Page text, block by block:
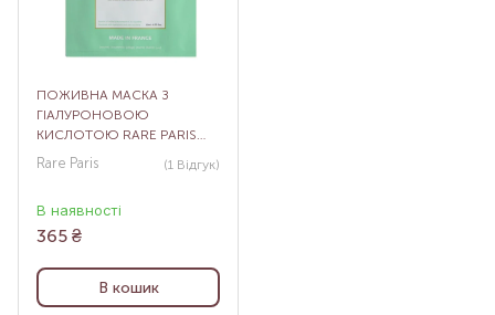
ПОЖИВНА МАСКА З
ГІАЛУРОНОВОЮ
КИСЛОТОЮ RARE PARIS
ÉLIXIR INTENSE
NOURISHING FACE MASK, 23
Rare Paris (1 Відгук)
В наявності
365 ₴
В кошик